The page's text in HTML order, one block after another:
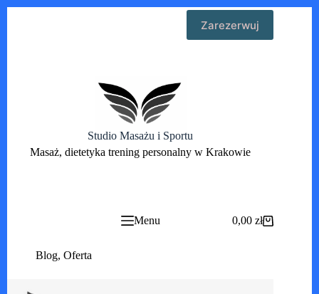
Zarezerwuj
Studio Masażu i Sportu
Masaż, dietetyka trening personalny w Krakowie
Menu Koszyk
0,00zł
Blog, Oferta